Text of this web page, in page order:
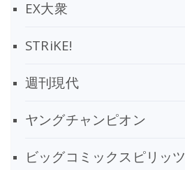
EX大衆
STRiKE!
週刊現代
ヤングチャンピオン
ビッグコミックスピリッツ